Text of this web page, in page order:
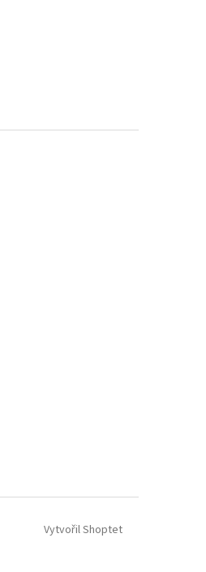
Vytvořil Shoptet